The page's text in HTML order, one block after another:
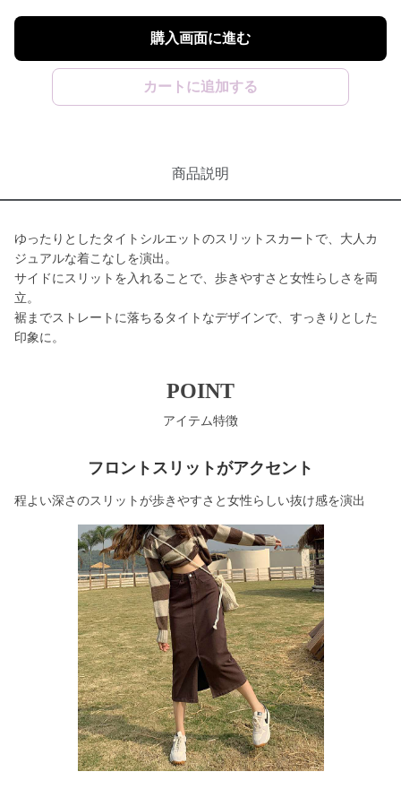
購入画面に進む
カートに追加する
商品説明
ゆったりとしたタイトシルエットのスリットスカートで、大人カ
ジュアルな着こなしを演出。
サイドにスリットを入れることで、歩きやすさと女性らしさを両
立。
裾までストレートに落ちるタイトなデザインで、すっきりとした
印象に。
POINT
アイテム特徴
フロントスリットがアクセント
程よい深さのスリットが歩きやすさと女性らしい抜け感を演出